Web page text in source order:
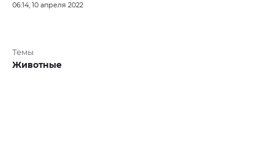
06:14, 10 апреля 2022
Темы
Животные